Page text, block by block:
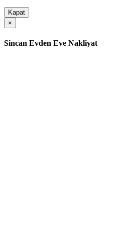
Kapat
×
Sincan Evden Eve Nakliyat